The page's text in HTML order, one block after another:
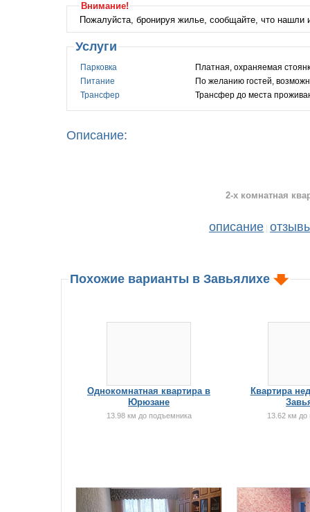
Внимание!
Пожалуйста, бронируя жилье, сообщайте, что
Услуги
Парковка
Платная, охраняемая
Питание
По
Трансфер
Трансфер до места
Описание:
2-х комнатная
описание
Похожие варианты в Завьялихе
Однокомнатная квартира в
Юрюзане
13.98 км до подъемника
Квартира
13.62 км до